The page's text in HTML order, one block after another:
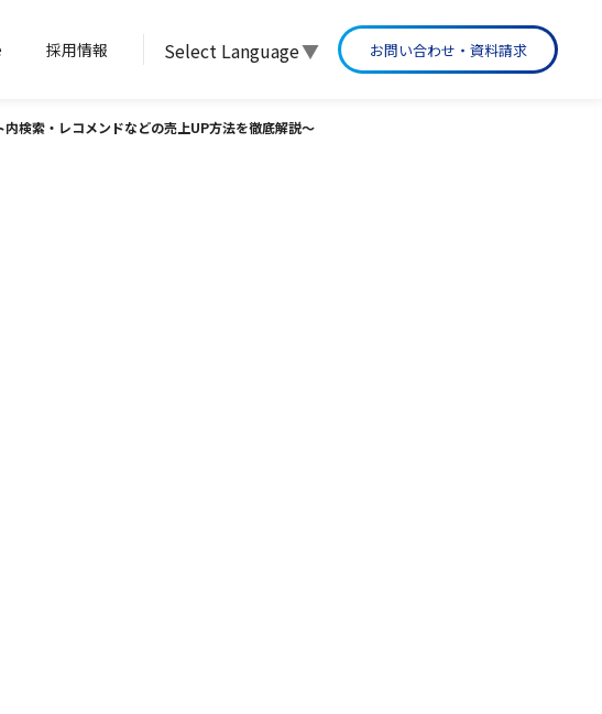
ープ企業 グループ沿革
ョン事業
採用情報 Select Language▼ お問い合わせ・資料請求
検索・レコメンドなどの売上UP方法を徹底解説〜